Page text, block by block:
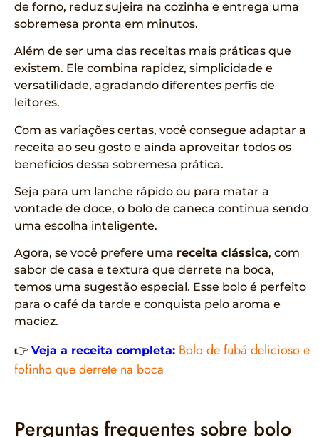
de forno, reduz sujeira na cozinha e entrega uma
sobremesa pronta em minutos.
Além de ser uma das receitas mais práticas que
existem. Ele combina rapidez, simplicidade e
versatilidade, agradando diferentes perfis de
leitores.
Com as variações certas, você consegue adaptar a
receita ao seu gosto e ainda aproveitar todos os
benefícios dessa sobremesa prática.
Seja para um lanche rápido ou para matar a
vontade de doce, o bolo de caneca continua sendo
uma escolha inteligente.
Agora, se você prefere uma receita clássica, com
sabor de casa e textura que derrete na boca,
temos uma sugestão especial. Esse bolo é perfeito
para o café da tarde e conquista pelo aroma e
maciez.
👉 Veja a receita completa: Bolo de fubá delicioso e
fofinho que derrete na boca
Perguntas frequentes sobre bolo